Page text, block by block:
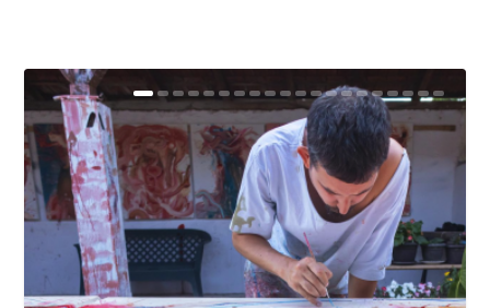
Moral, de Lyra Ekström Lindbäck.
Traducción de Car...
Revolución, de Hugo Gonçalves.
Libros del Asteroid...
«La música ha sido el gran amor de
mi vida». Esthe...
«El barman del Ritz», de Philippe
Collin. Traducci...
Mañanas de editorial, noches de
Bocaccio